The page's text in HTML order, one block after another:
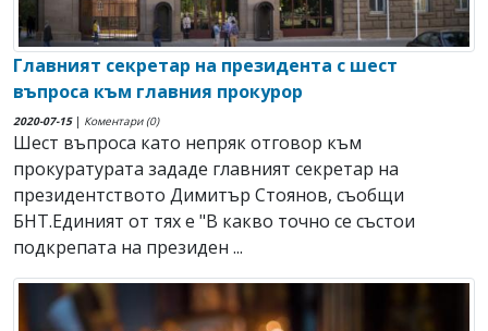
Главният секретар на президента с шест
въпроса към главния прокурор
2020-07-15| Коментари (0)
Шест въпроса като непряк отговор към
прокуратурата зададе главният секретар на
президентството Димитър Стоянов, съобщи
БНТ.Единият от тях е "В какво точно се състои
подкрепата на президен ...